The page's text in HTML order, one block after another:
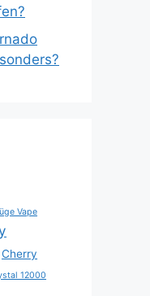
Vape
Cherry
12000